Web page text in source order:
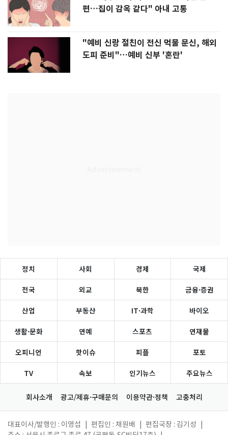
편…집이 감옥 같다" 아내 고통
"예비 신랑 절친이 전신 먹물 문신, 해외
도피 준비"…예비 신부 '혼란'
정치 사회 경제 국제
전국 외교 북한 금융·증권
산업 부동산 IT·과학 바이오
생활·문화 연예 스포츠 연재물
오피니언 핫이슈 피플 포토
TV 속보 인기뉴스 주요뉴스
회사소개 광고/제휴·구매문의 이용약관·정책 고충처리
대표이사/발행인 : 이영섭 편집인 : 채원배 편집국장 : 김기성